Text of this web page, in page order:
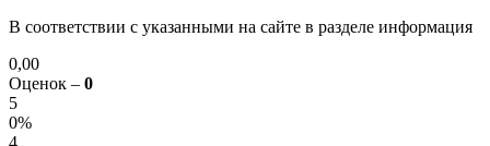
В соответствии с указанными на сайте в разделе информация
0,00
Оценок – 0
5
0%
4